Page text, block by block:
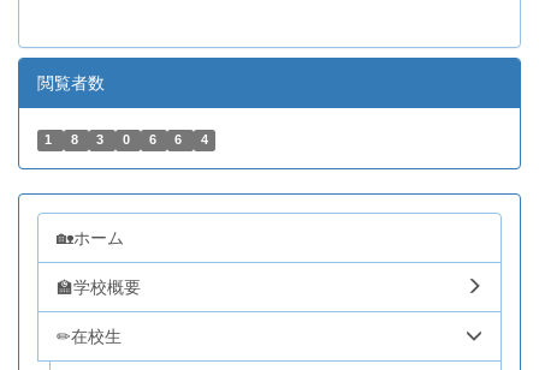
閲覧者数
1 8 3 0 6 6 4
🏡ホーム
🏫学校概要
✏在校生